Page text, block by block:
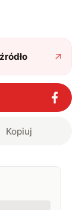
W wolnych
Kopiuj